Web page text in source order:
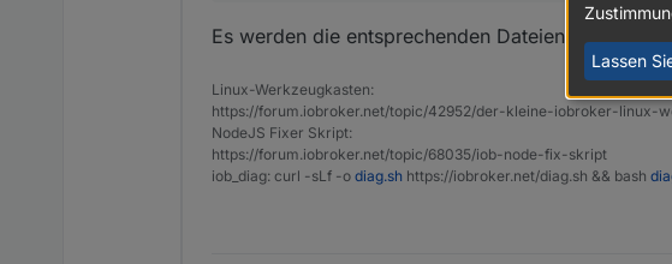
Es werden die entsprechenden Dateien an die
Linux-Werkzeugkasten:
https://forum.iobroker.net/topic/42952/der-kleine-iobroker-linux-
NodeJS Fixer Skript:
https://forum.iobroker.net/topic/68035/iob-node-fix-skript
iob_diag: curl -sLf -o diag.sh https://iobroker.net/diag.sh && bash
Lassen